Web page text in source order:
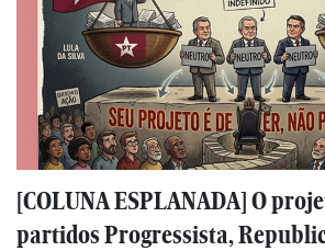
[COLUNA ESPLANADA] O
partidos Progressista,